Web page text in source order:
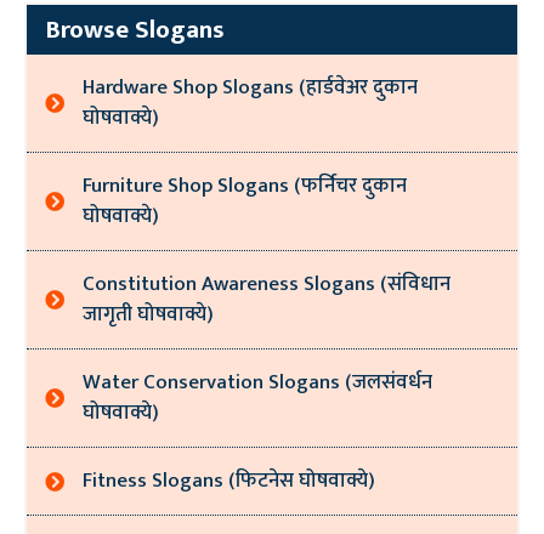
Browse Slogans
Hardware Shop Slogans (हार्डवेअर दुकान
घोषवाक्ये)
Furniture Shop Slogans (फर्निचर दुकान
घोषवाक्ये)
Constitution Awareness Slogans (संविधान
जागृती घोषवाक्ये)
Water Conservation Slogans (जलसंवर्धन
घोषवाक्ये)
Fitness Slogans (फिटनेस घोषवाक्ये)